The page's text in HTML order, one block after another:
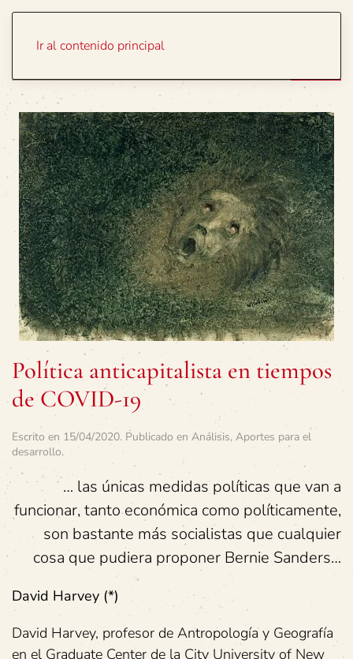
Ir al contenido principal
Política anticapitalista en tiempos
de COVID-19
Escrito en 15/04/2020. Publicado en Análisis, Aportes para el
desarrollo.
… las únicas medidas políticas que van a
funcionar, tanto económica como políticamente,
son bastante más socialistas que cualquier
cosa que pudiera proponer Bernie Sanders…
David Harvey (*)
David Harvey, profesor de Antropología y Geografía
en el Graduate Center de la City University of New